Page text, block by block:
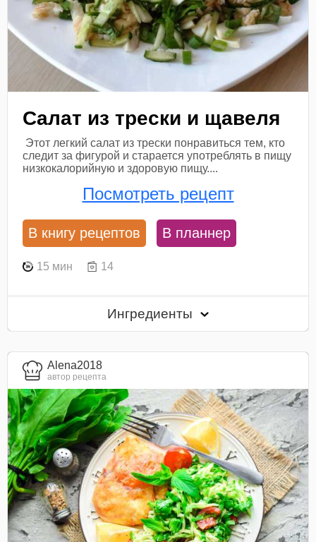
Салат из трески и щавеля
Этот легкий салат из трески понравиться тем, кто
следит за фигурой и старается употреблять в пищу
низкокалорийную и здоровую пищу....
Посмотреть рецепт
В книгу рецептов В планнер
15 мин 14
Ингредиенты
Alena2018
автор рецепта